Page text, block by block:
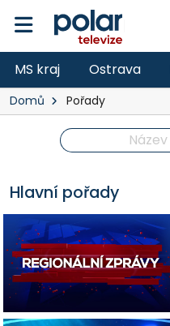
MS kraj Ostrava
Domů Pořady
Hlavní pořady